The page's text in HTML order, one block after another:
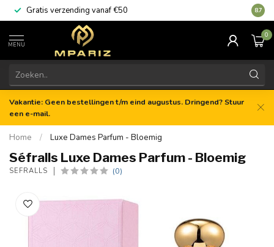
Gratis verzending vanaf €50 8.7
MENU
0
Vakantie: Geen bestellingen t/m eind augustus. Dringend? Stuur
een e-mail.
Home / Luxe Dames Parfum - Bloemig
Séfralls Luxe Dames Parfum - Bloemig
SÉFRALLS (0)